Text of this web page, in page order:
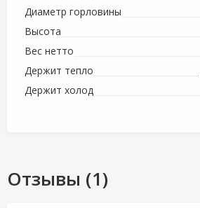
Диаметр горловины
Высота
Вес нетто
Держит тепло
Держит холод
Отзывы (1)